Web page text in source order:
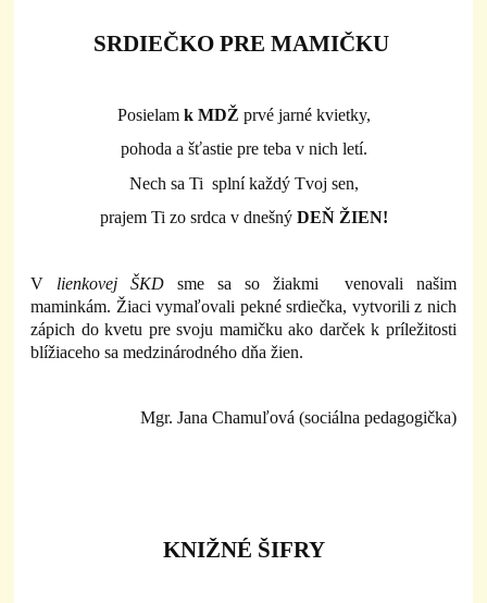
SRDIEČKO PRE MAMIČKU
Posielam k MDŽ prvé jarné kvietky,
pohoda a šťastie pre teba v nich letí.
Nech sa Ti splní každý Tvoj sen,
prajem Ti zo srdca v dnešný DEŇ ŽIEN!
V lienkovej ŠKD sme sa so žiakmi venovali našim
maminkám. Žiaci vymaľovali pekné srdiečka, vytvorili z nich
zápich do kvetu pre svoju mamičku ako darček k príležitosti
blížiaceho sa medzinárodného dňa žien.
Mgr. Jana Chamuľová (sociálna pedagogička)
KNIŽNÉ ŠIFRY